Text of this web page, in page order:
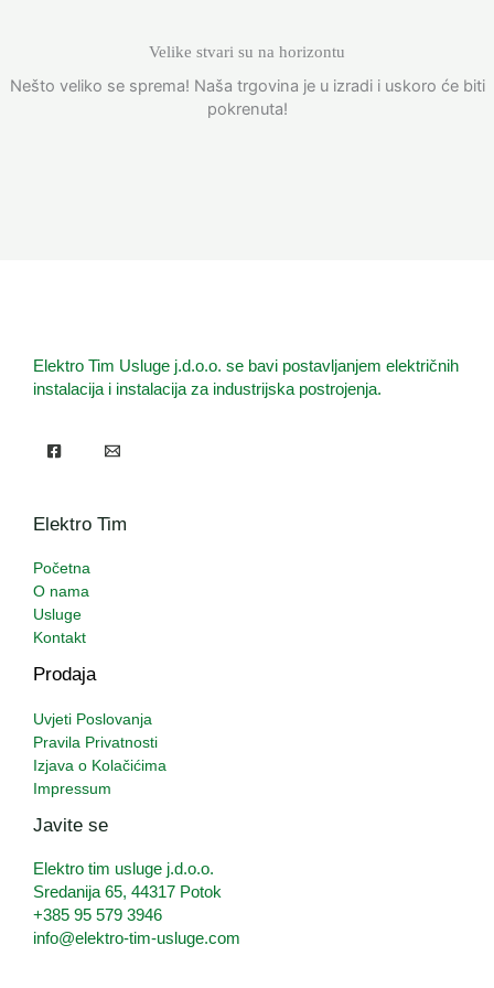
Velike stvari su na horizontu
Nešto veliko se sprema! Naša trgovina je u izradi i uskoro će biti
pokrenuta!
Elektro Tim Usluge j.d.o.o. se bavi postavljanjem električnih
instalacija i instalacija za industrijska postrojenja.
Elektro Tim
Početna
O nama
Usluge
Kontakt
Prodaja
Uvjeti Poslovanja
Pravila Privatnosti
Izjava o Kolačićima
Impressum
Javite se
Elektro tim usluge j.d.o.o.
Sredanija 65, 44317 Potok
+385 95 579 3946
info@elektro-tim-usluge.com